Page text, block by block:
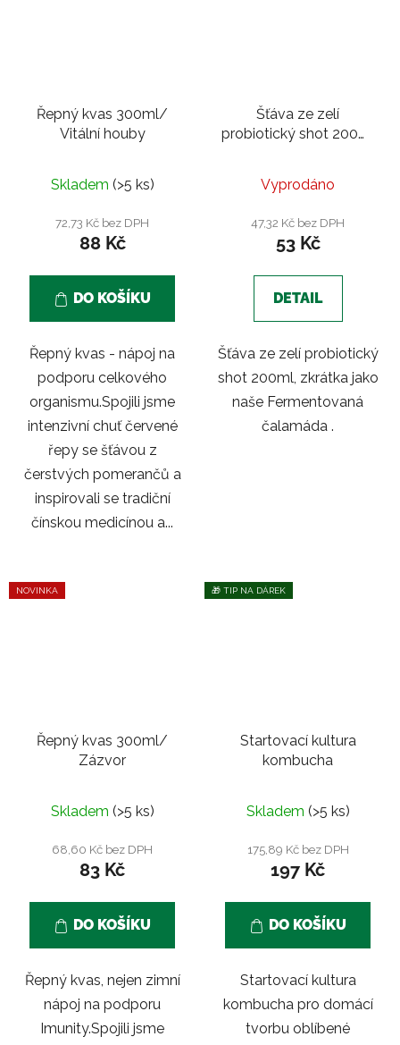
Řepný kvas 300ml/
Vitální houby
Skladem (>5 ks)
72,73 Kč bez DPH
88 Kč
DO KOŠÍKU
Řepný kvas - nápoj na
podporu celkového
organismu.Spojili jsme
intenzivní chuť červené
řepy se šťávou z
čerstvých pomerančů a
inspirovali se tradiční
čínskou medicínou a...
Šťáva ze zelí
probiotický shot 200ml
Vyprodáno
47,32 Kč bez DPH
53 Kč
DETAIL
Šťáva ze zelí probiotický
shot 200ml, zkrátka jako
naše Fermentovaná
čalamáda .
NOVINKA
Řepný kvas 300ml/
Zázvor
Skladem (>5 ks)
68,60 Kč bez DPH
83 Kč
DO KOŠÍKU
Řepný kvas, nejen zimní
nápoj na podporu
Imunity.Spojili jsme
🎁 TIP NA DÁREK
Startovací kultura
kombucha
Skladem (>5 ks)
175,89 Kč bez DPH
197 Kč
DO KOŠÍKU
Startovací kultura
kombucha pro domácí
tvorbu oblíbené